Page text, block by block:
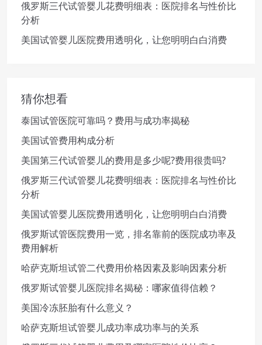
俄罗斯三代试管婴儿花费明细表：医院排名与性价比
分析
美国试管婴儿医院费用透明化，让您明明白白消费
猜你想看
泰国试管医院可靠吗？费用与成功率揭秘
美国试管费用构成分析
美国第三代试管婴儿的费用是多少呢?费用很贵吗?
俄罗斯三代试管婴儿花费明细表：医院排名与性价比
分析
美国试管婴儿医院费用透明化，让您明明白白消费
俄罗斯试管医院费用一览，排名靠前的医院成功率及
费用解析
哈萨克斯坦试管二代费用价格因素及影响因素分析
俄罗斯试管婴儿医院排名揭秘：哪家值得信赖？
美国冷冻胚胎有什么意义？
哈萨克斯坦试管婴儿成功率成功率与的关系